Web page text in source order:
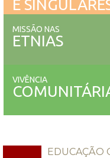
E
MISSÃO NAS
ETNIAS
VIVÊNCIA
EDUCAÇÃO